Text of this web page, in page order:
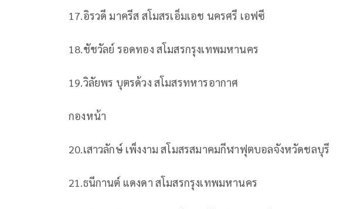
17.อิรวดี มาครีส สโมสรเอ็มเอช นครศรี เอฟซี
18.ชัชวัลย์ รอดทอง สโมสรกรุงเทพมหานคร
19.วิลัยพร บุตรด้วง สโมสรทหารอากาศ
กองหน้า
20.เสาวลักษ์ เพ็งงาม สโมสรสมาคมกีฬาฟุตบอลจังหวัดชลบุรี
21.ธนีกานต์ แดงดา สโมสรกรุงเทพมหานคร